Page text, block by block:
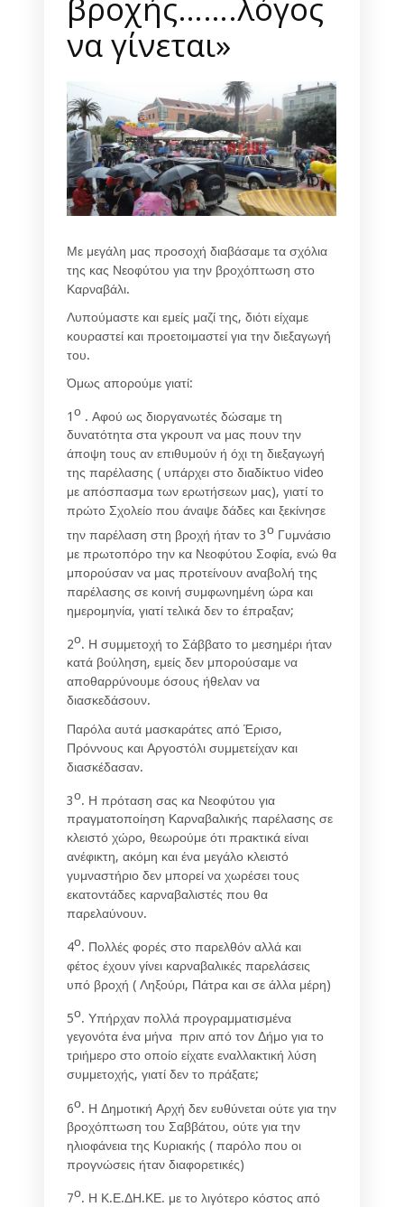
να γίνεται»
Με μεγάλη μας προσοχή διαβάσαμε τα σχόλια
της κας Νεοφύτου για την βροχόπτωση στο
Καρναβάλι.
Λυπούμαστε και εμείς μαζί της, διότι είχαμε
κουραστεί και προετοιμαστεί για την διεξαγωγή
του.
Όμως απορούμε γιατί:
1ο . Αφού ως διοργανωτές δώσαμε τη
δυνατότητα στα γκρουπ να μας πουν την
άποψη τους αν επιθυμούν ή όχι τη διεξαγωγή
της παρέλασης ( υπάρχει στο διαδίκτυο video
με απόσπασμα των ερωτήσεων μας), γιατί το
πρώτο Σχολείο που άναψε δάδες και ξεκίνησε
την παρέλαση στη βροχή ήταν το 3ο Γυμνάσιο
με πρωτοπόρο την κα Νεοφύτου Σοφία, ενώ θα
μπορούσαν να μας προτείνουν αναβολή της
παρέλασης σε κοινή συμφωνημένη ώρα και
ημερομηνία, γιατί τελικά δεν το έπραξαν;
2ο. Η συμμετοχή το Σάββατο το μεσημέρι ήταν
κατά βούληση, εμείς δεν μπορούσαμε να
αποθαρρύνουμε όσους ήθελαν να
διασκεδάσουν.
Παρόλα αυτά μασκαράτες από Έρισο,
Πρόννους και Αργοστόλι συμμετείχαν και
διασκέδασαν.
3ο. Η πρόταση σας κα Νεοφύτου για
πραγματοποίηση Καρναβαλικής παρέλασης σε
κλειστό χώρο, θεωρούμε ότι πρακτικά είναι
ανέφικτη, ακόμη και ένα μεγάλο κλειστό
γυμναστήριο δεν μπορεί να χωρέσει τους
εκατοντάδες καρναβαλιστές που θα
παρελαύνουν.
4ο. Πολλές φορές στο παρελθόν αλλά και
φέτος έχουν γίνει καρναβαλικές παρελάσεις
υπό βροχή ( Ληξούρι, Πάτρα και σε άλλα μέρη)
5ο. Υπήρχαν πολλά προγραμματισμένα
γεγονότα ένα μήνα πριν από τον Δήμο για το
τριήμερο στο οποίο είχατε εναλλακτική λύση
συμμετοχής, γιατί δεν το πράξατε;
6ο. Η Δημοτική Αρχή δεν ευθύνεται ούτε για την
βροχόπτωση του Σαββάτου, ούτε για την
ηλιοφάνεια της Κυριακής ( παρόλο που οι
προγνώσεις ήταν διαφορετικές)
7ο. Η Κ.Ε.ΔΗ.ΚΕ. με το λιγότερο κόστος από